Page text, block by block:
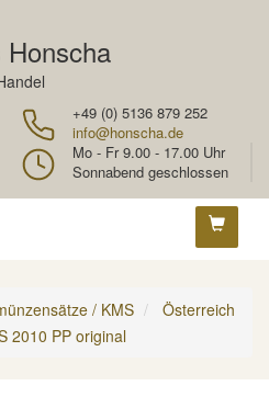
Honscha
+49 (0) 5136 879 252
info@honscha.de
Mo - Fr 9.00 - 17.00 Uhr
Sonnabend geschlossen
/ KMS
Österreich
2010 PP original